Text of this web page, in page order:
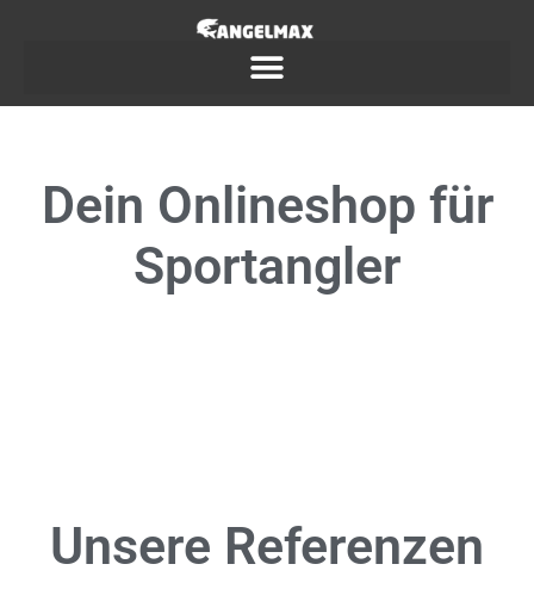
Dein Onlineshop für
Sportangler
Unsere Referenzen